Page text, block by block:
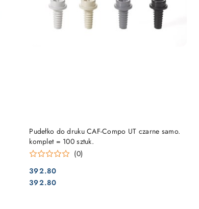
Pudełko do druku CAF-Compo UT czarne samo.
komplet = 100 sztuk.
(0)
Cena:
392.80
Cena:
392.80
DO KOSZYKA